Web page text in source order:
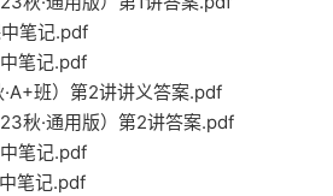
笔记.pdf
笔记.pdf
班）第2讲讲义答案.pdf
秋·通用版）第2讲答案.pdf
笔记.pdf
笔记.pdf